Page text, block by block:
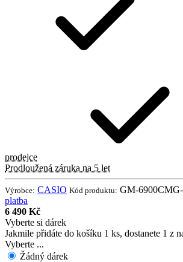
prodejce
Prodloužená záruka na 5 let
Výrobce: CASIO Kód produktu: GM-
platba
6 490 Kč
Vyberte si dárek
Jakmile přidáte do košíku 1 ks, dostanete 1 z
Vyberte ...
Žádný dárek